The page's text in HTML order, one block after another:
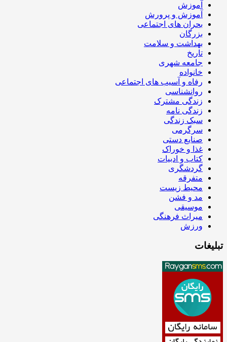
آموزش
آموزش و پرورش
بحران های اجتماعی
بزرگان
بهداشت و سلامت
تاریخ
جامعه شهری
خانواده
رفاه و آسیب های اجتماعی
روانشناسی
زندگی مشترک
زندگی نامه
سبک زندگی
سرگرمی
صنایع دستی
غذا و خوراک
کتاب و ادبیات
گردشگری
متفرقه
محیط زیست
مد و فشن
موسیقی
میراث فرهنگی
ورزش
تبلیغات